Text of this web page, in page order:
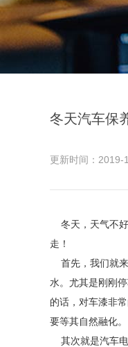
冬天汽车保
更新时间：2019-
冬天，天气不好
走！
首先，我们就来
水。尤其是刚刚
的话，对车漆非
要等其自然融化。
其次就是汽车电